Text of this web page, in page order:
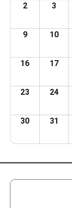
2 3
9 10
16 17
23 24
30 31